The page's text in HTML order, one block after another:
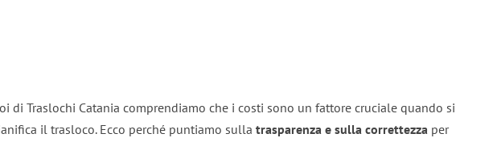
di Traslochi Catania comprendiamo che i costi sono un fattore cruciale quando si
il trasloco. Ecco perché puntiamo sulla trasparenza e sulla correttezza per